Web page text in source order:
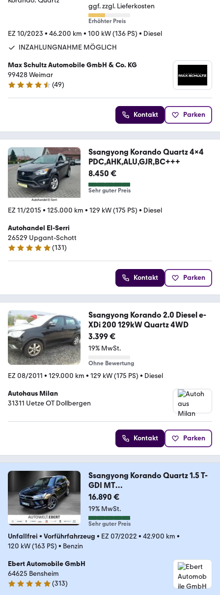
ggf. zzgl. Lieferkosten
Erhöhter Preis
EZ 10/2023 • 46.200 km • 100 kW (136 PS) • Diesel
INZAHLUNGNAHME MÖGLICH
Max Schultz Automobile GmbH & Co. KG
99428 Weimar
4.5 Sterne
(49)
Kontakt Parken
Ssangyong Korando Quartz 4x4
PDC,AHK,ALU,GJR,BC+++
8.450 €
Sehr guter Preis
EZ 11/2015 • 125.000 km • 129 kW (175 PS) • Diesel
Autohandel El-Serri
26529 Upgant-Schott
4.9 Sterne
(131)
Kontakt Parken
Ssangyong Korando 2.0 Diesel e-
XDi 200 129kW Quartz 4WD
3.399 €
19% MwSt.
Ohne Bewertung
EZ 08/2011 • 129.000 km • 129 kW (175 PS) • Diesel
Autohaus Milan
31311 Uetze OT Dollbergen
Kontakt Parken
Ssangyong Korando Quartz 1.5 T-
GDI MT
2WD/KAMERA/NAVI/SHZ/
16.890 €
19% MwSt.
Sehr guter Preis
Unfallfrei • Vorführfahrzeug • EZ 07/2022 • 42.900 km •
120 kW (163 PS) • Benzin
Ebert Automobile GmbH
64625 Bensheim
4.9 Sterne
(313)